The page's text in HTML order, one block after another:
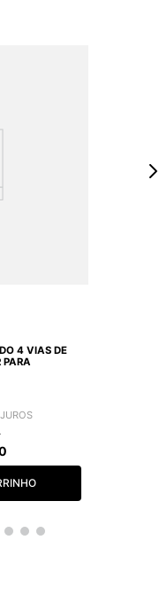
4 VIAS DE
PARA